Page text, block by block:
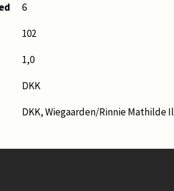
6
102
1,0
DKK
DKK, Wiegaarden/Rinnie Mathilde